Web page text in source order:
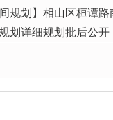
间规划】相山区桓谭
划详细规划批后公开